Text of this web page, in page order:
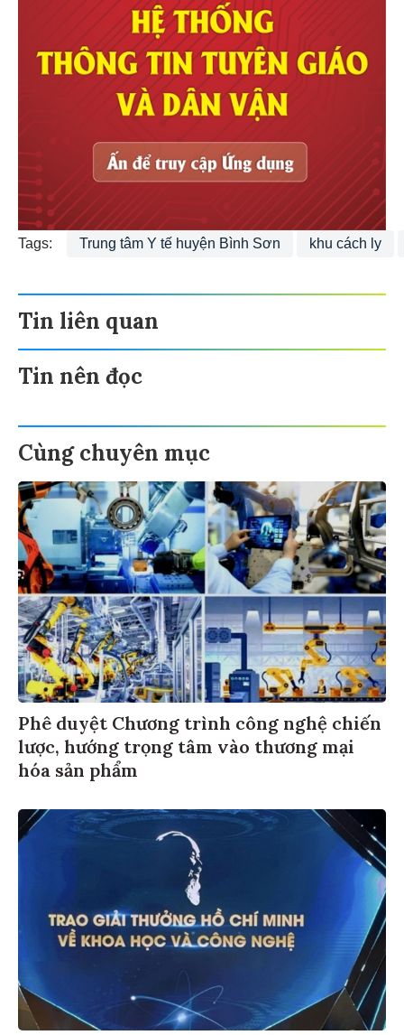
Tags: Trung tâm Y tế huyện Bình Sơn khu cách ly
Tin liên quan
Tin nên đọc
Cùng chuyên mục
Phê duyệt Chương trình công nghệ chiến
lược, hướng trọng tâm vào thương mại
hóa sản phẩm